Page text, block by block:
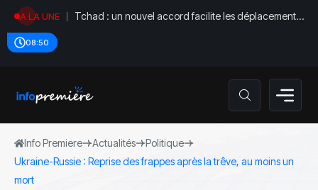
A LA UNE
Tchad : un nouvel accord facilite les déplacements
08:50
Info Premiere Actualités
Politique
Ukraine-Russie : Reprise des frappes après la trêve, au moins un
mort